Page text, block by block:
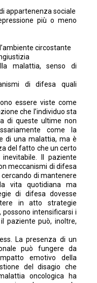
appartenenza sociale
più o meno
circostante
malattia, senso di
di difesa quali
essere viste come
che l’individuo sta
di queste ultime non
come la
di una malattia, ma è
del fatto che un certo
Il paziente
meccanismi di difesa
di mantenere
vita quotidiana ma
di difesa dovesse
in atto strategie
intensificarsi i
paziente può, inoltre,
La presenza di un
può fungere da
emotivo della
del disagio che
oncologica ha